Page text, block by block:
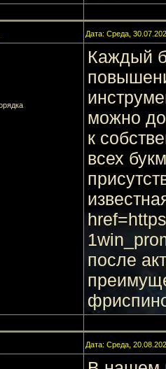
Дата: Среда,
Каждый
можно
к
всех
после
Дата: Среда,